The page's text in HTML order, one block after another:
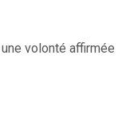
volonté affirmée